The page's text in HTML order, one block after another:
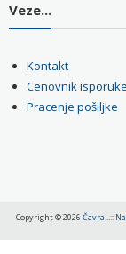
Veze...
Kontakt
Cenovnik isporuke
Pracenje pošiljke
Copyright © 2026 Čavra ..::